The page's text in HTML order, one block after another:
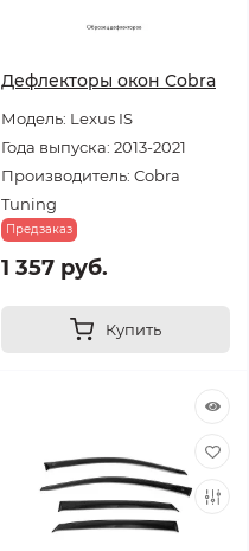
Дефлекторы окон Cobra
Модель: Lexus IS
Года выпуска: 2013-2021
Производитель: Cobra
Tuning
Предзаказ
1 357 руб.
Купить